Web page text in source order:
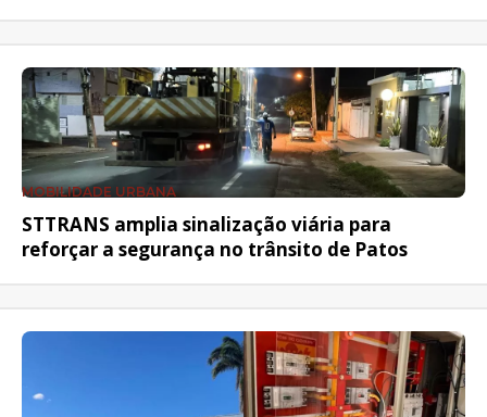
MOBILIDADE URBANA
STTRANS amplia sinalização viária para
reforçar a segurança no trânsito de Patos